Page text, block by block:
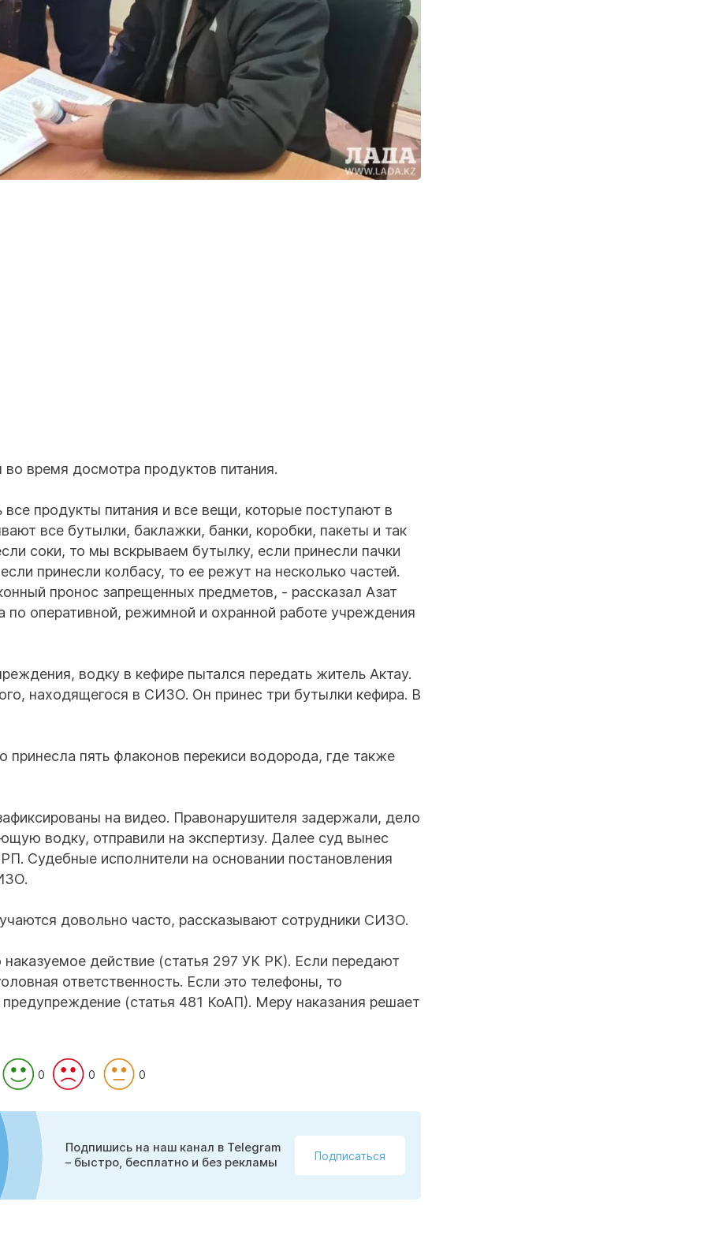
время досмотра продуктов питания.
продукты питания и все вещи, которые поступают в
все бутылки, баклажки, банки, коробки, пакеты и так
соки, то мы вскрываем бутылку, если принесли пачки
принесли колбасу, то ее режут на несколько частей.
пронос запрещенных предметов, - рассказал Азат
по оперативной, режимной и охранной работе учреждения
водку в кефире пытался передать житель Актау.
находящегося в СИЗО. Он принес три бутылки кефира. В
принесла пять флаконов перекиси водорода, где также
на видео. Правонарушителя задержали, дело
водку, отправили на экспертизу. Далее суд вынес
Судебные исполнители на основании постановления
довольно часто, рассказывают сотрудники СИЗО.
действие (статья 297 УК РК). Если передают
ответственность. Если это телефоны, то
(статья 481 КоАП). Меру наказания решает
0 0 0
Подпишись на наш канал в Telegram
– быстро, бесплатно и без рекламы
Подписаться